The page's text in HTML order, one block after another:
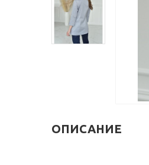
ОПИСАНИЕ